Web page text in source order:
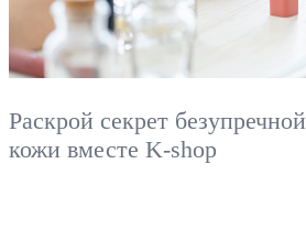
Раскрой секрет безупречной
кожи вместе K-shop